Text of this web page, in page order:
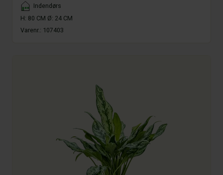
Placement
Indendørs
H: 80 CM Ø: 24 CM
Varenr.: 107403